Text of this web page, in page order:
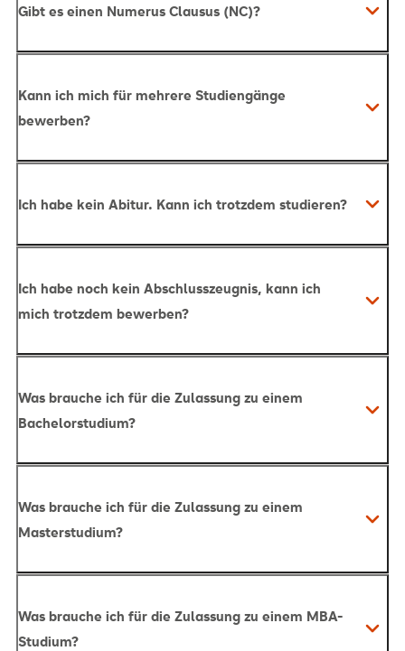
Gibt es einen Numerus Clausus (NC)?
Kann ich mich für mehrere Studiengänge
bewerben?
Ich habe kein Abitur. Kann ich trotzdem studieren?
Ich habe noch kein Abschlusszeugnis, kann ich
mich trotzdem bewerben?
Was brauche ich für die Zulassung zu einem
Bachelorstudium?
Was brauche ich für die Zulassung zu einem
Masterstudium?
Was brauche ich für die Zulassung zu einem MBA-
Studium?